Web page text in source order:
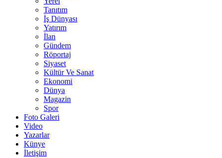
Tanıtım
İş Dünyası
Yatırım
İlan
Gündem
Röportaj
Siyaset
Kültür Ve Sanat
Ekonomi
Dünya
Magazin
Spor
Foto Galeri
Video
Yazarlar
Künye
İletişim